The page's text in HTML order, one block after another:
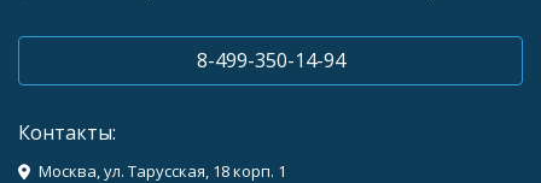
8-499-350-14-94
Контакты:
Москва, ул. Тарусская, 18 корп. 1